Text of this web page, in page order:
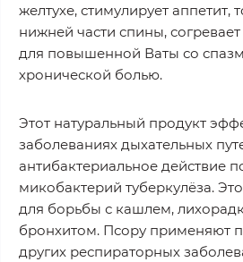
желтухе, стимулирует
нижней части спины,
для повышенной Ваты со
хронической болью.
Этот натуральный продукт
заболеваниях дыхательных
антибактериальное действие
микобактерий туберкулёза.
для борьбы с кашлем,
бронхитом. Псору применяют
других респираторных